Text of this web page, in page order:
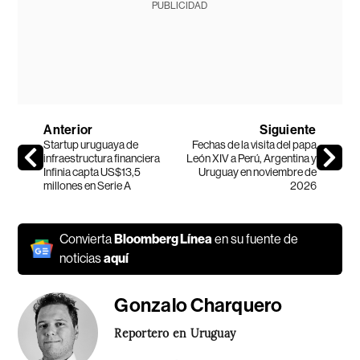
PUBLICIDAD
Anterior
Startup uruguaya de
infraestructura financiera
Infinia capta US$13,5
millones en Serie A
Siguiente
Fechas de la visita del papa
León XIV a Perú, Argentina y
Uruguay en noviembre de
2026
ConviertaBloomberg Línea en su fuente de
noticiasaquí
Gonzalo Charquero
Reportero en Uruguay